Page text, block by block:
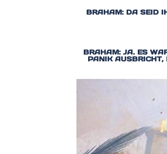
BRAHAM: DA SEID
BRAHAM: JA. ES
PANIK AUSBRICHT,